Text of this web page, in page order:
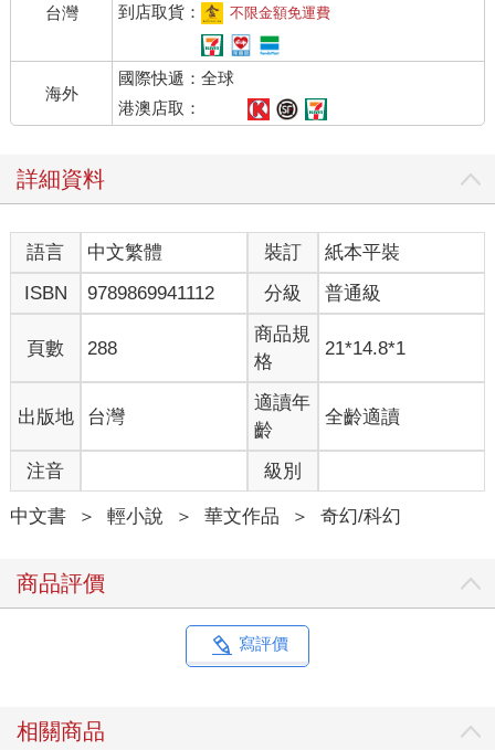
「有嗎？我只知道你常跑去找這位學妹。」夏沛然掏掏耳朵，一
韓宗珉拿他沒轍，只得耐著性子說明：「她是被譽為『天才少
女』的游泳新星。國一參加全中運就奪下四面金牌，刷新全國紀
錄，去年更一舉拿下六面金牌，打破維持了十七年的國女組紀
錄，是備受關注的泳壇之星！」
怪你要對她獻殷勤。」
「怎麼這麼說！我是擔心她國三才轉來，可能會適應不良，才稍
微幫點忙。」韓宗珉有些心虛。
「最好是！我看是你們游泳隊教練要你這麼做的吧？否則你一個
高中部的學長，關心國中部的轉學生，也未免太雞婆了。」
「不是啦，是我自願的。」
夏沛然笑容曖昧，「你還說不是喜歡她。」
「就說不是了。」韓宗珉無奈坦言，「我只是承諾教練，要說服
她一年後加入游泳隊，才會想跟她拉近關係。」
「她現在不就是游泳隊的？」夏沛然不解。
「馮瑞軒沒進游泳隊，她不再游泳了。去年全中運結束之後，她
就沒有參加過任何一場游泳競賽。」韓宗珉嘆口氣，瞥了他一
眼，「你還記得去年六月的台中大地震嗎？」
「當然記得，怎麼了？」
「地震發生時，馮瑞軒就讀的學校正好在舉辦游泳錦標賽，室內
砸中，觀眾困在瓦礫堆裡被活活壓死，十多人不幸罹難。」韓宗
珉低聲說：「馮瑞軒雖然並未參賽，但人也在現場，據說是為了
「瑞瑞學妹因為這件事不再游泳？」
「嗯，我覺得應該是這樣。眼睜睜看著最親近的隊友、老師，還
些傷痛？」夏沛然不以為然，「還有一點很奇怪，要是她不再游
台灣
到店取貨：
不限金額免運費
海外
國際快遞：全球
港澳店取：
詳細資料
語言 中文繁體 裝訂
紙本平裝
ISBN
9789869941112 分級 普通級
頁數 288
商品規
格
21*14.8*1
出版地 台灣
適讀年
齡
全齡適讀
注音 級別
中文書 ＞ 輕小說 ＞ 華文作品 ＞ 奇幻/科幻
商品評價
寫評價
相關商品